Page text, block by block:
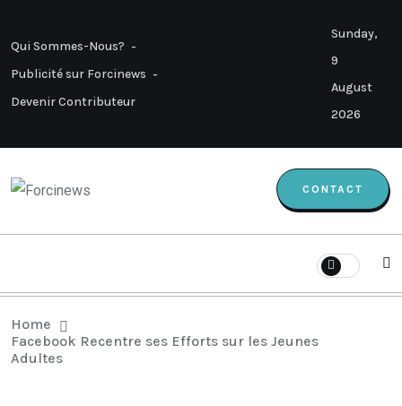
Qui Sommes-Nous?
Publicité sur Forcinews
Devenir Contributeur
Sunday,
9
August
2026
CONTACT
Home
Facebook Recentre ses Efforts sur les Jeunes
Adultes